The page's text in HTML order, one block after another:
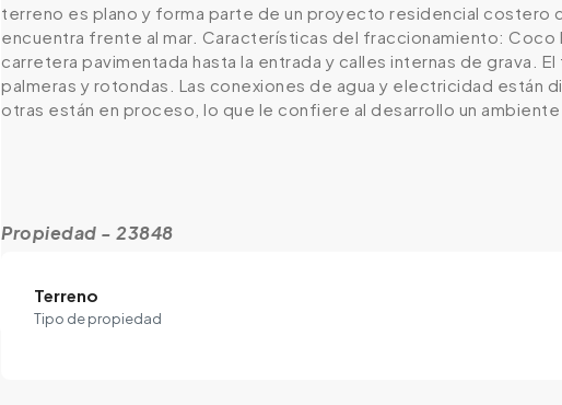
terreno es plano y forma parte de un proyecto residencial costero
encuentra frente al mar. Características del fraccionamiento:
carretera pavimentada hasta la entrada y calles internas de grava.
palmeras y rotondas. Las conexiones de agua y electricidad están
otras están en proceso, lo que le confiere al desarrollo un
Propiedad - 23848
Terreno
Tipo de propiedad